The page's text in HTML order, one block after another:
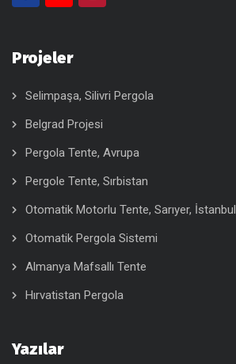
Projeler
Selimpaşa, Silivri Pergola
Belgrad Projesi
Pergola Tente, Avrupa
Pergole Tente, Sırbistan
Otomatik Motorlu Tente, Sarıyer, İstanbul
Otomatik Pergola Sistemi
Almanya Mafsallı Tente
Hırvatistan Pergola
Yazılar